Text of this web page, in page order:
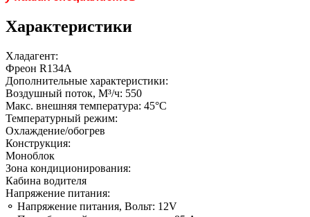
Характеристики
Хладагент:
Фреон R134A
Дополнительные характеристики:
Воздушный поток, М³/ч: 550
Макс. внешняя температура: 45°C
Температурный режим:
Охлаждение/обогрев
Конструкция:
Моноблок
Зона кондиционирования:
Кабина водителя
Напряжение питания:
⚬ Напряжение питания, Вольт: 12V